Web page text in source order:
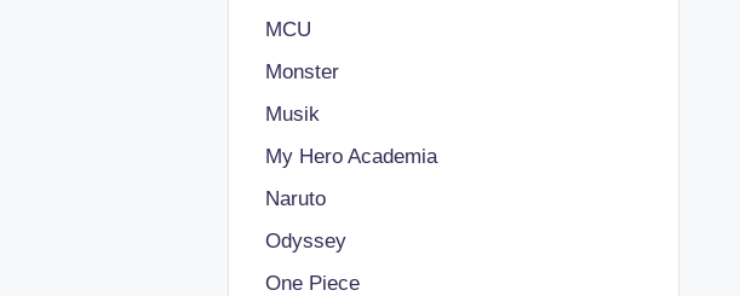
MCU
Monster
Musik
My Hero Academia
Naruto
Odyssey
One Piece